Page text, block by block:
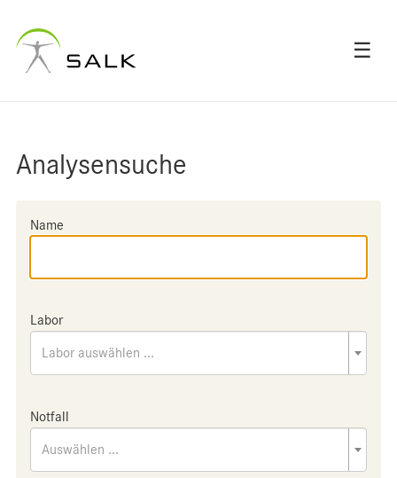
☰
Analysensuche
Name
Labor
Labor auswählen ...
Notfall
Auswählen ...